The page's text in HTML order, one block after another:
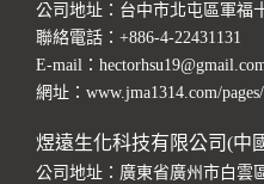
公司地址：台中市北屯區軍福
聯絡電話： +886-4-22431131
E-mail：
網址： www.jma1314.com/
煜遠生化科技有限公司(中
公司地址：廣東省廣州市白雲